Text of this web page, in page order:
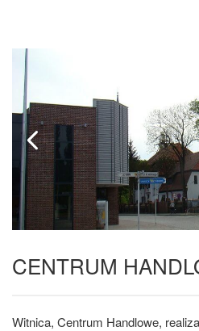
CENTRUM
Witnica, Centrum Handlowe,